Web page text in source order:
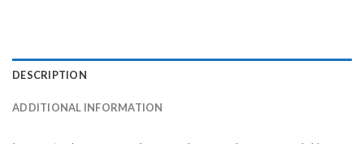
DESCRIPTION
ADDITIONAL INFORMATION